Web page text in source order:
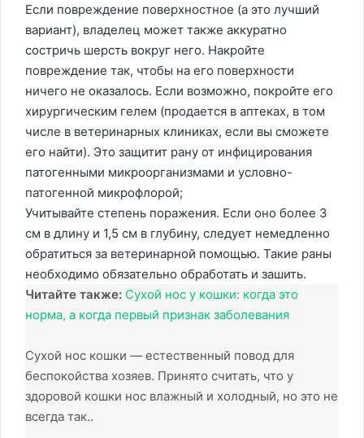
Если повреждение поверхностное (а это лучший
вариант), владелец может также аккуратно
состричь шерсть вокруг него. Накройте
повреждение так, чтобы на его поверхности
ничего не оказалось. Если возможно, покройте его
хирургическим гелем (продается в аптеках, в том
числе в ветеринарных клиниках, если вы сможете
его найти). Это защитит рану от инфицирования
патогенными микроорганизмами и условно-
патогенной микрофлорой;
Учитывайте степень поражения. Если оно более 3
см в длину и 1,5 см в глубину, следует немедленно
обратиться за ветеринарной помощью. Такие раны
необходимо обязательно обработать и зашить.
Читайте также: Сухой нос у кошки: когда это
норма, а когда первый признак заболевания
Сухой нос кошки — естественный повод для
беспокойства хозяев. Принято считать, что у
здоровой кошки нос влажный и холодный, но это не
всегда так..